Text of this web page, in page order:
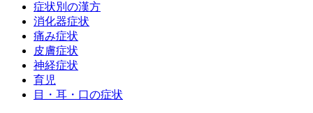
症状別の漢方
消化器症状
痛み症状
皮膚症状
神経症状
育児
目・耳・口の症状